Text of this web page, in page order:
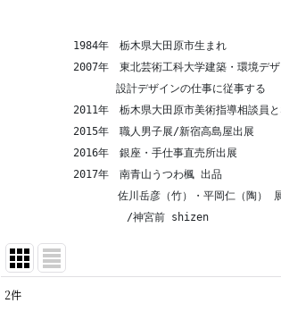
1984年　栃木県大田原市生まれ
2007年　東北芸術工科大学建築・環境デザ
設計デザインの仕事に従事する
2011年　栃木県大田原市美術指導相談員と
2015年　職人男子展/新宿高島屋出展
2016年　銀座・手仕事直売所出展
2017年　南青山うつわ楓 出品
佐川岳彦（竹）・平岡仁（陶）
/神宮前 shizen
2件